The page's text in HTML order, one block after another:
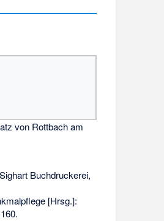
von Rottbach am
Buchdruckerei,
[Hrsg.]:
160.